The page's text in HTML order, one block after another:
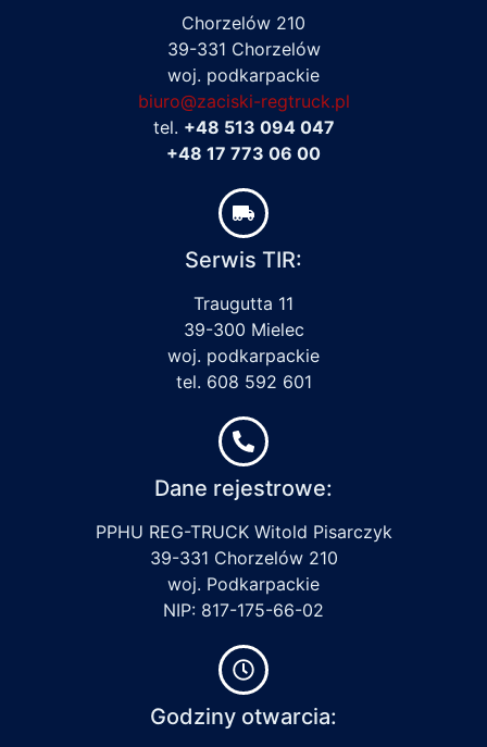
Chorzelów 210
39-331 Chorzelów
woj. podkarpackie
biuro@zaciski-regtruck.pl
tel. +48 513 094 047
+48 17 773 06 00
Serwis TIR:
Traugutta 11
39-300 Mielec
woj. podkarpackie
tel. 608 592 601
Dane rejestrowe:
PPHU REG-TRUCK Witold Pisarczyk
39-331 Chorzelów 210
woj. Podkarpackie
NIP: 817-175-66-02
Godziny otwarcia: